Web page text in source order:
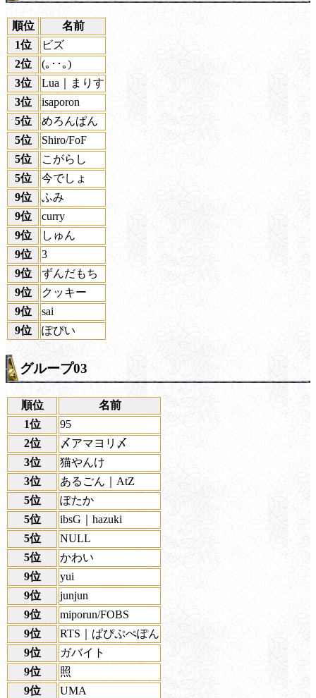
順位
名前
1位
ビズ
2位
(｡･･｡)
3位
Lua｜まりす
3位
isaporon
5位
めろんぱん
5位
Shiro/FoF
5位
こがらし
5位
今でしょ
9位
ふみ
9位
curry
9位
しゅん
9位
3
9位
ずんだもち
9位
クッキー
9位
sai
9位
ぽぴい
グループ03
順位
名前
1位
95
2位
〆アマヨリ〆
3位
猫やんけ
3位
あるごん｜AtZ
5位
ぽたか
5位
ibsG｜hazuki
5位
NULL
5位
かわい
9位
yui
9位
junjun
9位
miporun/FOBS
9位
RTS｜ぱぴぷぺぽん
9位
ガバイト
9位
照
9位
UMA